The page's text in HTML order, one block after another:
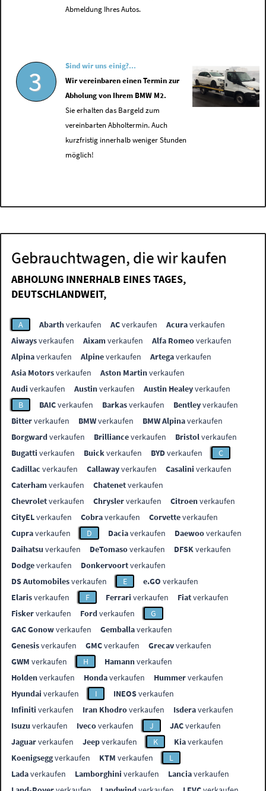
Abmeldung Ihres Autos.
3
Sind wir uns einig?...
Wir vereinbaren einen Termin zur
Abholung von Ihrem BMW M2.
Sie erhalten das Bargeld zum
vereinbarten Abholtermin. Auch
kurzfristig innerhalb weniger Stunden
möglich!
Gebrauchtwagen, die wir kaufen
ABHOLUNG INNERHALB EINES TAGES,
DEUTSCHLANDWEIT,
A Abarthverkaufen ACverkaufen Acuraverkaufen
Aiwaysverkaufen Aixamverkaufen Alfa Romeoverkaufen
Alpinaverkaufen Alpineverkaufen Artegaverkaufen
Asia Motorsverkaufen Aston Martinverkaufen
Audi verkaufen Austinverkaufen Austin Healeyverkaufen
B
BAICverkaufen Barkasverkaufen Bentleyverkaufen
Bitterverkaufen BMWverkaufen BMW Alpinaverkaufen
Borgwardverkaufen Brillianceverkaufen Bristolverkaufen
Bugatti verkaufen Buickverkaufen BYDverkaufen
C
Cadillac verkaufen Callawayverkaufen Casalini verkaufen
Caterhamverkaufen Chatenetverkaufen
Chevroletverkaufen Chryslerverkaufen Citroenverkaufen
CityELverkaufen Cobraverkaufen Corvetteverkaufen
Cupraverkaufen D Daciaverkaufen Daewooverkaufen
Daihatsu verkaufen DeTomasoverkaufen DFSKverkaufen
Dodgeverkaufen Donkervoortverkaufen
DS Automobilesverkaufen E e.GO verkaufen
Elarisverkaufen F Ferrari verkaufen Fiatverkaufen
Fiskerverkaufen Fordverkaufen
G
GAC Gonowverkaufen Gemballaverkaufen
Genesisverkaufen GMCverkaufen Grecavverkaufen
GWM verkaufen H Hamannverkaufen
Holdenverkaufen Hondaverkaufen Hummerverkaufen
Hyundai verkaufen I INEOSverkaufen
Infiniti verkaufen Iran Khodroverkaufen Isderaverkaufen
Isuzu verkaufen Ivecoverkaufen J JACverkaufen
Jaguarverkaufen Jeepverkaufen K Kiaverkaufen
Koenigseggverkaufen KTM verkaufen
L
Ladaverkaufen Lamborghini verkaufen Lanciaverkaufen